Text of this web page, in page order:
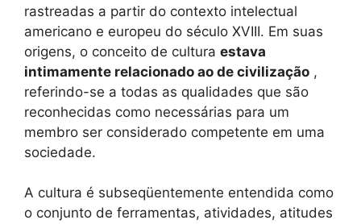
rastreadas a partir do contexto intelectual
americano e europeu do século XVIII. Em suas
origens, o conceito de cultura estava
intimamente relacionado ao de civilização ,
referindo-se a todas as qualidades que são
reconhecidas como necessárias para um
membro ser considerado competente em uma
sociedade.
A cultura é subseqüentemente entendida como
o conjunto de ferramentas, atividades, atitudes